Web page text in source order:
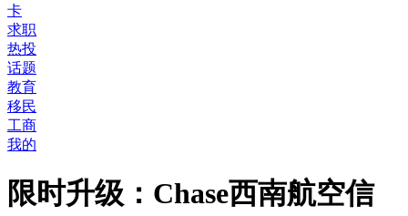
卡
求职
热投
话题
教育
移民
工商
我的
限时升级：Chase西南航空信